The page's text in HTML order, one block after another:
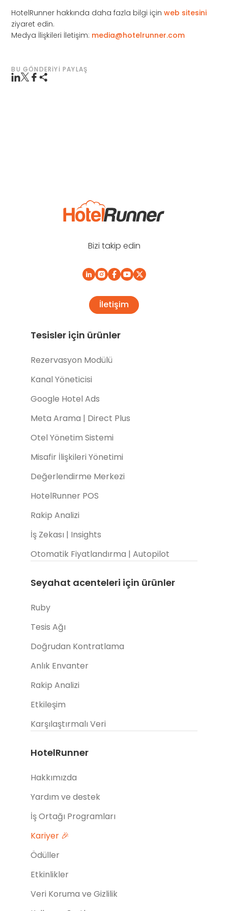
HotelRunner hakkında daha fazla bilgi içinweb sitesini
ziyaret edin.
Medya İlişkileri İletişim: media@hotelrunner.com
BU GÖNDERIYI PAYLAŞ
Bizi takip edin
İletişim
Tesisler için ürünler
Rezervasyon Modülü
Kanal Yöneticisi
Google Hotel Ads
Meta Arama | Direct Plus
Otel Yönetim Sistemi
Misafir İlişkileri Yönetimi
Değerlendirme Merkezi
HotelRunner POS
Rakip Analizi
İş Zekası | Insights
Otomatik Fiyatlandırma | Autopilot
Seyahat acenteleri için ürünler
Ruby
Tesis Ağı
Doğrudan Kontratlama
Anlık Envanter
Rakip Analizi
Etkileşim
Karşılaştırmalı Veri
HotelRunner
Hakkımızda
Yardım ve destek
İş Ortağı Programları
Kariyer 🎉
Ödüller
Etkinlikler
Veri Koruma ve Gizlilik